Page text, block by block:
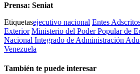
Prensa: Seniat
Etiquetasejecutivo nacional Entes
Exterior Ministerio del Poder Popular de
Nacional Integrado de Administración
Venezuela
También te puede interesar